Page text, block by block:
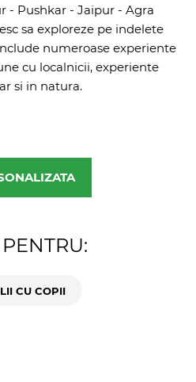
- Pushkar - Jaipur - Agra
sa exploreze pe indelete
numeroase experiente
cu localnicii, experiente
si in natura.
CU COPII